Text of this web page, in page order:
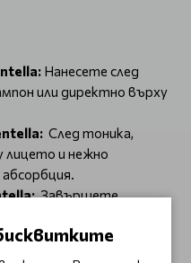
Нанесете след
или директно върху
След тоника,
лицето и нежно
Завършете